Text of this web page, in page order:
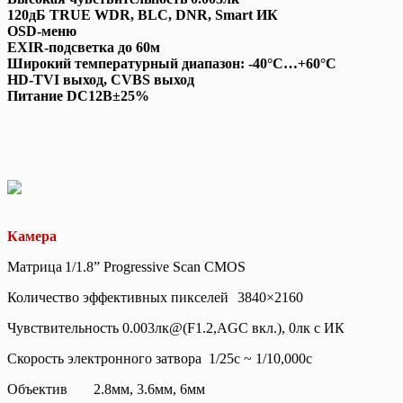
120дБ TRUE WDR, BLC, DNR, Smart ИК
OSD-меню
EXIR-подсветка до 60м
Широкий температурный диапазон: -40°C…+60°C
HD-TVI выход, CVBS выход
Питание DC12В±25%
Камера
Матрица 1/1.8” Progressive Scan CMOS
Количество эффективных пикселей
3840×2160
Чувствительность 0.003лк@(F1.2,AGC вкл.), 0лк с ИК
Скорость электронного затвора 1/25с ~ 1/10,000с
Объектив
2.8мм, 3.6мм, 6мм